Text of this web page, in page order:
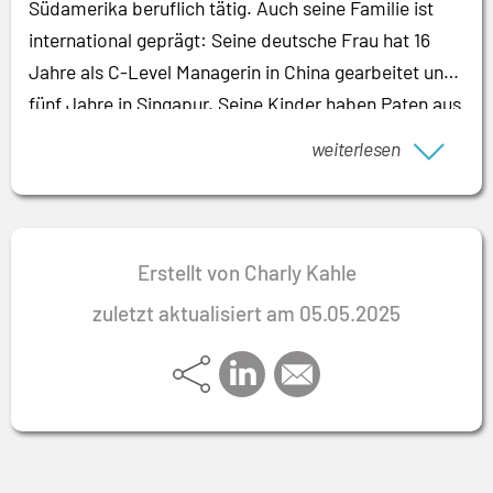
Südamerika beruflich tätig. Auch seine Familie ist
international geprägt: Seine deutsche Frau hat 16
Jahre als C-Level Managerin in China gearbeitet und
fünf Jahre in Singapur. Seine Kinder haben Paten aus
interkulturelle Kompetenz, die er immer wieder
zielgerichteten Führungsstil paart er mit
humanistisch geprägten Menschenbild. Auf dieser
Grundlage basiert seine erfolgreiche
Kommunikation: mit der richtigen Wortwahl – vom
weiterlesen
Erstellt von Charly Kahle
zuletzt aktualisiert am 05.05.2025